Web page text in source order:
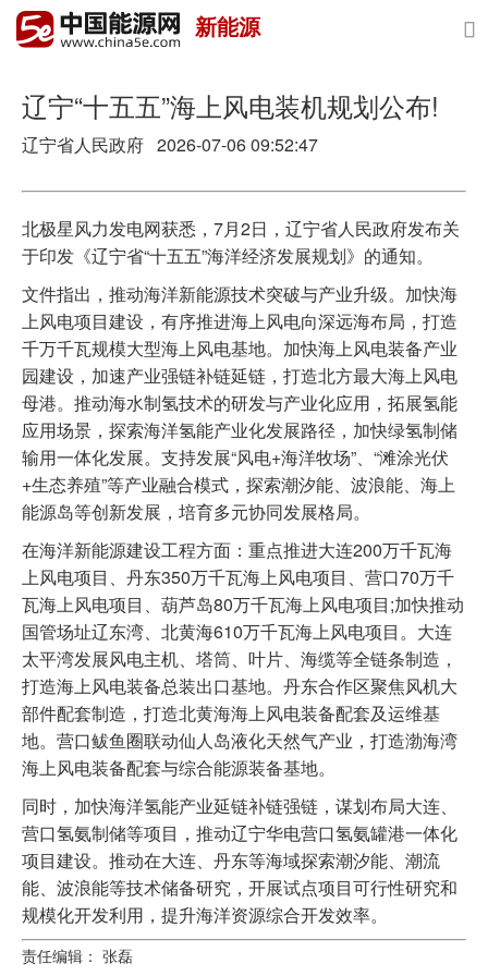
首页
政策与经济
油气
煤炭
电力
新能源
节能环保
分布式能源
新能源 
辽宁“十五五”海上风电装机规划公布!
辽宁省人民政府 2026-07-06 09:52:47
北极星风力发电网获悉，7月2日，辽宁省人民政府发布关
于印发《辽宁省“十五五”海洋经济发展规划》的通知。
文件指出，推动海洋新能源技术突破与产业升级。加快海
上风电项目建设，有序推进海上风电向深远海布局，打造
千万千瓦规模大型海上风电基地。加快海上风电装备产业
园建设，加速产业强链补链延链，打造北方最大海上风电
母港。推动海水制氢技术的研发与产业化应用，拓展氢能
应用场景，探索海洋氢能产业化发展路径，加快绿氢制储
输用一体化发展。支持发展“风电+海洋牧场”、“滩涂光伏
+生态养殖”等产业融合模式，探索潮汐能、波浪能、海上
能源岛等创新发展，培育多元协同发展格局。
在海洋新能源建设工程方面：重点推进大连200万千瓦海
上风电项目、丹东350万千瓦海上风电项目、营口70万千
瓦海上风电项目、葫芦岛80万千瓦海上风电项目;加快推动
国管场址辽东湾、北黄海610万千瓦海上风电项目。大连
太平湾发展风电主机、塔筒、叶片、海缆等全链条制造，
打造海上风电装备总装出口基地。丹东合作区聚焦风机大
部件配套制造，打造北黄海海上风电装备配套及运维基
地。营口鲅鱼圈联动仙人岛液化天然气产业，打造渤海湾
海上风电装备配套与综合能源装备基地。
同时，加快海洋氢能产业延链补链强链，谋划布局大连、
营口氢氨制储等项目，推动辽宁华电营口氢氨罐港一体化
项目建设。推动在大连、丹东等海域探索潮汐能、潮流
能、波浪能等技术储备研究，开展试点项目可行性研究和
规模化开发利用，提升海洋资源综合开发效率。
责任编辑： 张磊